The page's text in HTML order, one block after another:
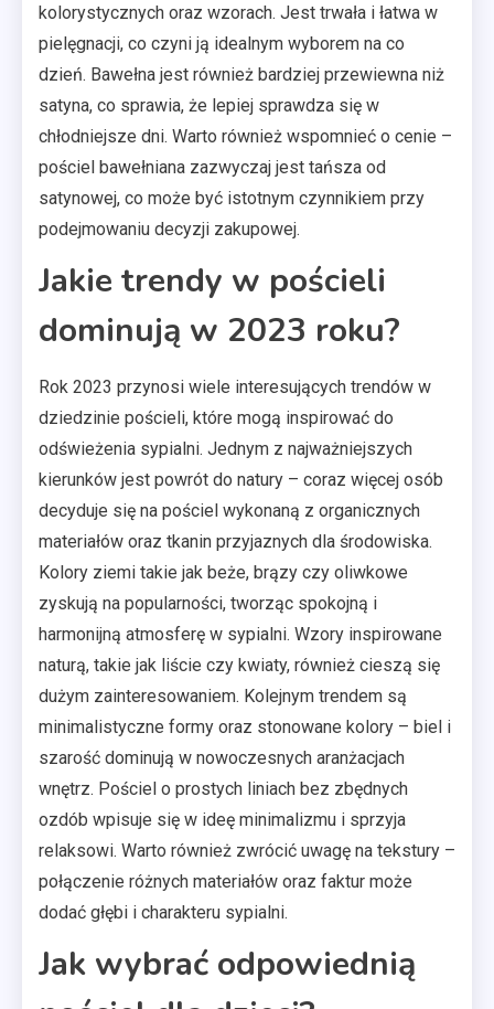
kolorystycznych oraz wzorach. Jest trwała i łatwa w
pielęgnacji, co czyni ją idealnym wyborem na co
dzień. Bawełna jest również bardziej przewiewna niż
satyna, co sprawia, że lepiej sprawdza się w
chłodniejsze dni. Warto również wspomnieć o cenie –
pościel bawełniana zazwyczaj jest tańsza od
satynowej, co może być istotnym czynnikiem przy
podejmowaniu decyzji zakupowej.
Jakie trendy w pościeli
dominują w 2023 roku?
Rok 2023 przynosi wiele interesujących trendów w
dziedzinie pościeli, które mogą inspirować do
odświeżenia sypialni. Jednym z najważniejszych
kierunków jest powrót do natury – coraz więcej osób
decyduje się na pościel wykonaną z organicznych
materiałów oraz tkanin przyjaznych dla środowiska.
Kolory ziemi takie jak beże, brązy czy oliwkowe
zyskują na popularności, tworząc spokojną i
harmonijną atmosferę w sypialni. Wzory inspirowane
naturą, takie jak liście czy kwiaty, również cieszą się
dużym zainteresowaniem. Kolejnym trendem są
minimalistyczne formy oraz stonowane kolory – biel i
szarość dominują w nowoczesnych aranżacjach
wnętrz. Pościel o prostych liniach bez zbędnych
ozdób wpisuje się w ideę minimalizmu i sprzyja
relaksowi. Warto również zwrócić uwagę na tekstury –
połączenie różnych materiałów oraz faktur może
dodać głębi i charakteru sypialni.
Jak wybrać odpowiednią